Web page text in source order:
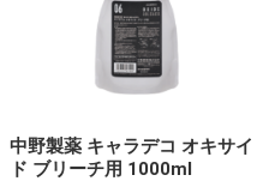
中野製薬 キャラデコ オキサイ
ド ブリーチ用 1000ml